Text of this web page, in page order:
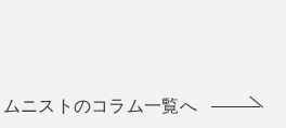
ニストのコラム一覧へ